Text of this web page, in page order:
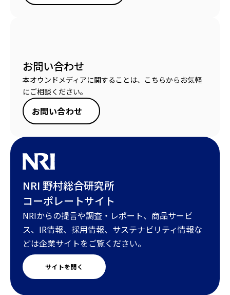
お問い合わせ
本オウンドメディアに関することは、こちらからお気軽
にご相談ください。
お問い合わせ
NRI 野村総合研究所
コーポレートサイト
NRIからの提言や調査・レポート、商品サービ
ス、IR情報、採用情報、サステナビリティ情報な
どは企業サイトをご覧ください。
サイトを開く